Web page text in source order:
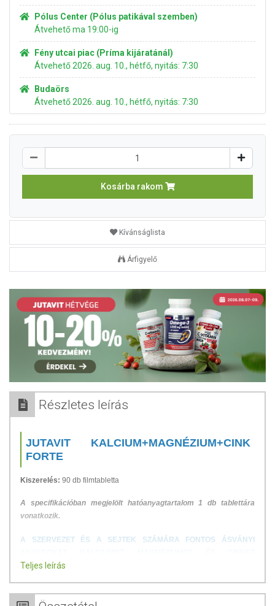
Pólus Center (Pólus patikával szemben)
Átvehető ma 19:00-ig
Fény utcai piac (Príma kijáratánál)
Átvehető 2026. aug. 10., hétfő, nyitás: 7:30
Budaörs
Átvehető 2026. aug. 10., hétfő, nyitás: 7:30
Kosárba rakom
Kívánságlista
Árfigyelő
Részletes leírás
JUTAVIT KALCIUM+MAGNÉZIUM+CINK
FORTE
Kiszerelés: 90 db filmtabletta
A specifikációban megjelölt hatóanyagtartalom 1 db tablettára
vonatkozik.
A SZERVEZET ÉS A SEJTEK SZÁMÁRA FONTOS ÁSVÁNYI
TARTALMAZÓ ÉTREND-KIEGÉSZÍTŐ.
A KALCIUM fontos az egészséges csontok és fogak fejlődéséhez, a
MAGNÉZIUM segíti az izmok és az idegrendszer optimális működését,
Teljes leírás